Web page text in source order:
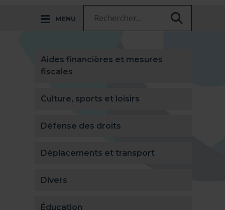
MENU
Aides financières et mesures
fiscales
Culture, sports et loisirs
Défense des droits
Déplacements et transport
Divers
Éducation